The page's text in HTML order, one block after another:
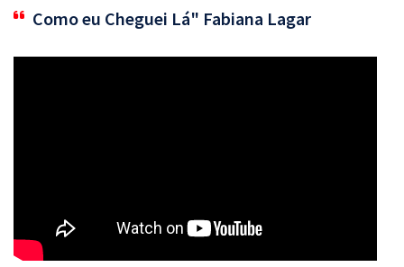
Como eu Cheguei Lá" Fabiana Lagar